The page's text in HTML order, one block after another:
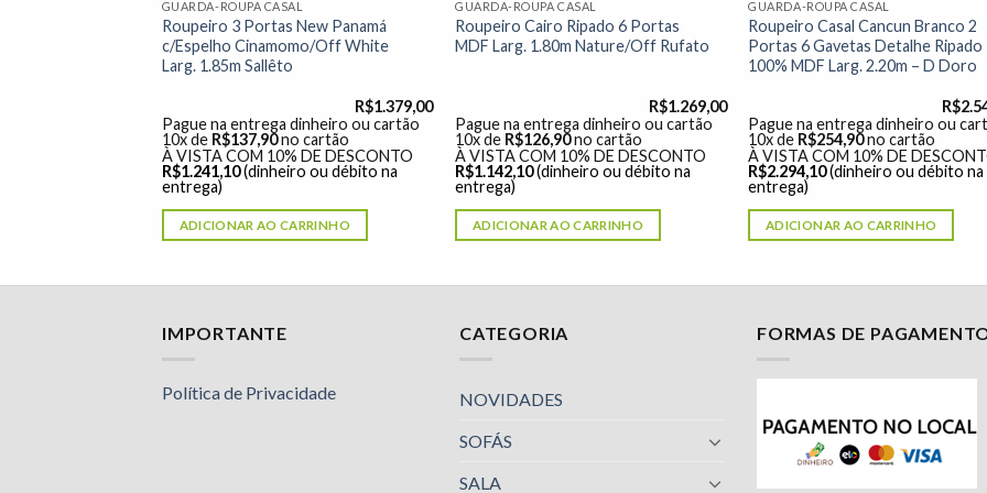
GUARDA-ROUPA CASAL
Roupeiro 3 Portas New Panamá
c/Espelho Cinamomo/Off White
Larg. 1.85m Sallêto
R$1.379,00
Pague na entrega dinheiro ou cartão
10x de R$137,90no cartão
À VISTA COM 10% DE DESCONTO
R$1.241,10(dinheiro ou débito na
entrega)
ADICIONAR AO CARRINHO
GUARDA-ROUPA CASAL
Roupeiro Cairo Ripado 6 Portas
MDF Larg. 1.80m Nature/Off Rufato
R$1.269,00
Pague na entrega dinheiro ou cartão
10x de R$126,90no cartão
À VISTA COM 10% DE DESCONTO
R$1.142,10(dinheiro ou débito na
entrega)
ADICIONAR AO CARRINHO
GUARDA-ROUPA CASAL
Roupeiro Casal Cancun Branco 2
Portas 6 Gavetas Detalhe Ripado
100% MDF Larg. 2.20m – D Doro
R$
Pague na entrega dinheiro ou
10x de R$254,90no cartão
À VISTA COM 10% DE
R$2.294,10(dinheiro ou débito na
entrega)
ADICIONAR AO CARRINHO
IMPORTANTE
Política de Privacidade
CATEGORIA
NOVIDADES
SOFÁS
SALA
FORMAS DE
para responder às suas perguntas. Pergunte-